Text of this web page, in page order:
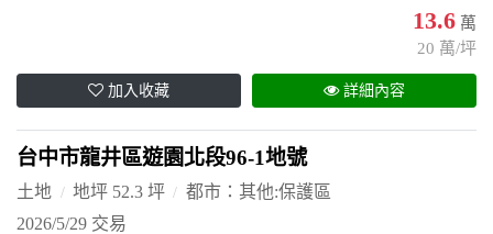
13.6 萬
20 萬/坪
加入收藏 詳細內容
台中市龍井區遊園北段96-1地號
土地 地坪 52.3 坪
都市：其他:保護區
2026/5/29 交易